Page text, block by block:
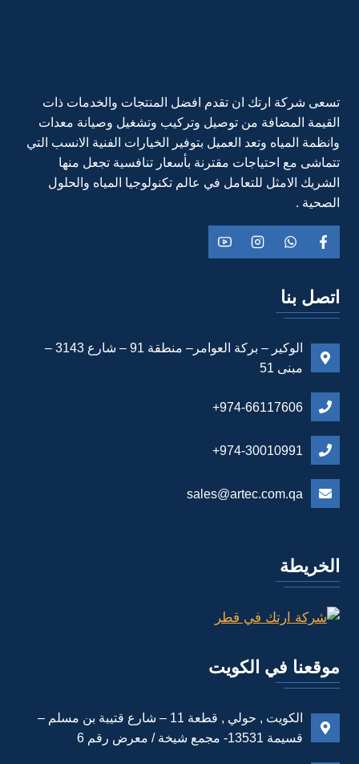
تسعى شركة ارتك ان تقدم افضل المنتجات والخدمات ذات
القيمة المضافة من توصيل وتركيب وتشغيل وصيانة معدات
وانظمة المياه وتعد العميل بتوفير الخيارات الفنية الانسب التي
تتماشى مع احتياجات مقترنة بأسعار تنافسية تجعل منها
الشريك الامثل للتعامل في عالم تكنولوجيا المياه والحلول
الصحية .
اتصل بنا
الوكير – بركة العوامر– منطقة 91 – شارع 3143 –
مبنى 51
974-66117606+
974-30010991+
sales@artec.com.qa
الخريطة
موقعنا في الكويت
الكويت , حولي , قطعة 11 – شارع قتيبة بن مسلم –
قسيمة 13531- مجمع شيخة / معرض رقم 6